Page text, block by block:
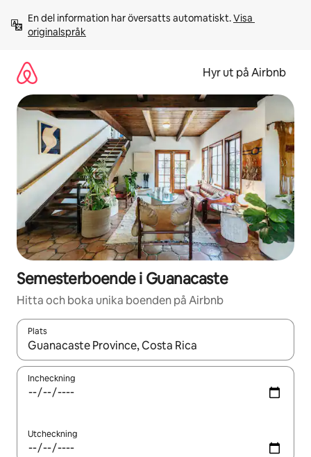
innehåll
En del information har översatts automatiskt. Visa
originalspråk
Hyr ut på Airbnb
Semesterboende i Guanacaste
Hitta och boka unika boenden på Airbnb
Plats
När resultaten är tillgängliga kan du navigera med upp- och
Incheckning
Utcheckning